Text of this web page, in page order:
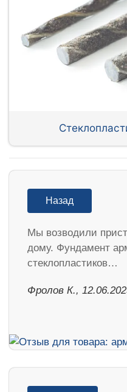
Назад
Мы возводили
дому. Фундамент
стеклопластиков…
Фролов К.,